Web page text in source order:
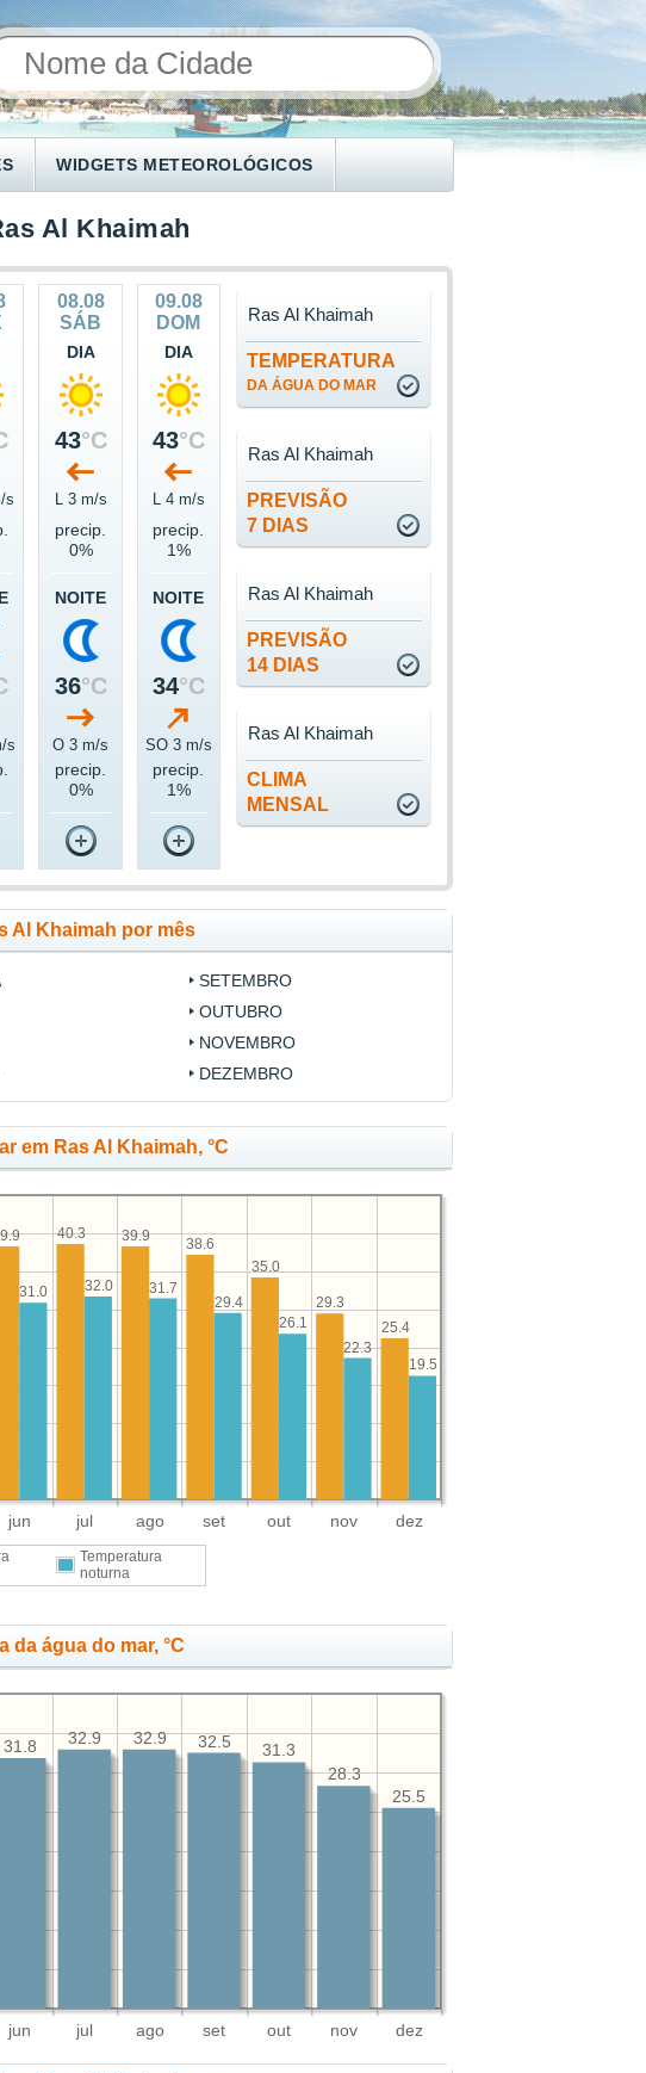
WIDGETS METEOROLÓGICOS
Al Khaimah
s
s
08.08
SÁB
DIA
43°C
L 3 m/s
precip.
0%
NOITE
36°C
O 3 m/s
precip.
0%
09.08
DOM
DIA
43°C
L 4 m/s
precip.
1%
NOITE
34°C
SO 3 m/s
precip.
1%
TEMPERATURA
DA ÁGUA DO MAR
Ras Al Khaimah
PREVISÃO
7 DIAS
Ras Al Khaimah
PREVISÃO
14 DIAS
Ras Al Khaimah
CLIMA
MENSAL
Ras Al Khaimah
Al Khaimah por mês
SETEMBRO
OUTUBRO
NOVEMBRO
DEZEMBRO
em Ras Al Khaimah, °C
jun jul ago set out nov dez
25.4
29.3
35.0
38.6
39.9
40.3
19.5
22.3
26.1
29.4
31.7
32.0
31.0
Temperatura
noturna
da água do mar, °C
jun jul ago set out nov dez
25.5
28.3
31.3
32.5
32.9
32.9
31.8